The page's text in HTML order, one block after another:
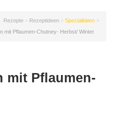
Rezepte > Rezeptideen > Spezialitäten >
mit Pflaumen-Chutney- Herbst/ Winter
mit Pflaumen-